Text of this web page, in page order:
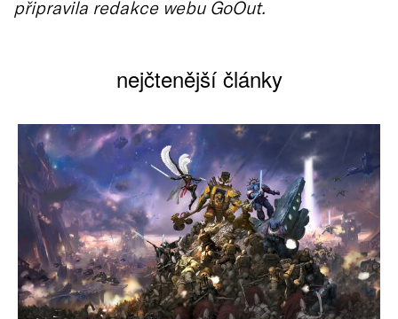
připravila redakce webu GoOut.
nejčtenější články